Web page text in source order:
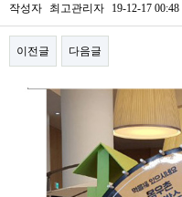
작성자 최고관리자 19-12-17 00:48
이전글 다음글